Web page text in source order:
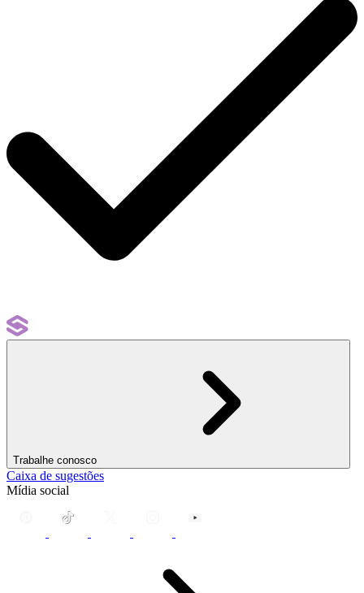
Trabalhe conosco
Caixa de sugestões
Mídia social